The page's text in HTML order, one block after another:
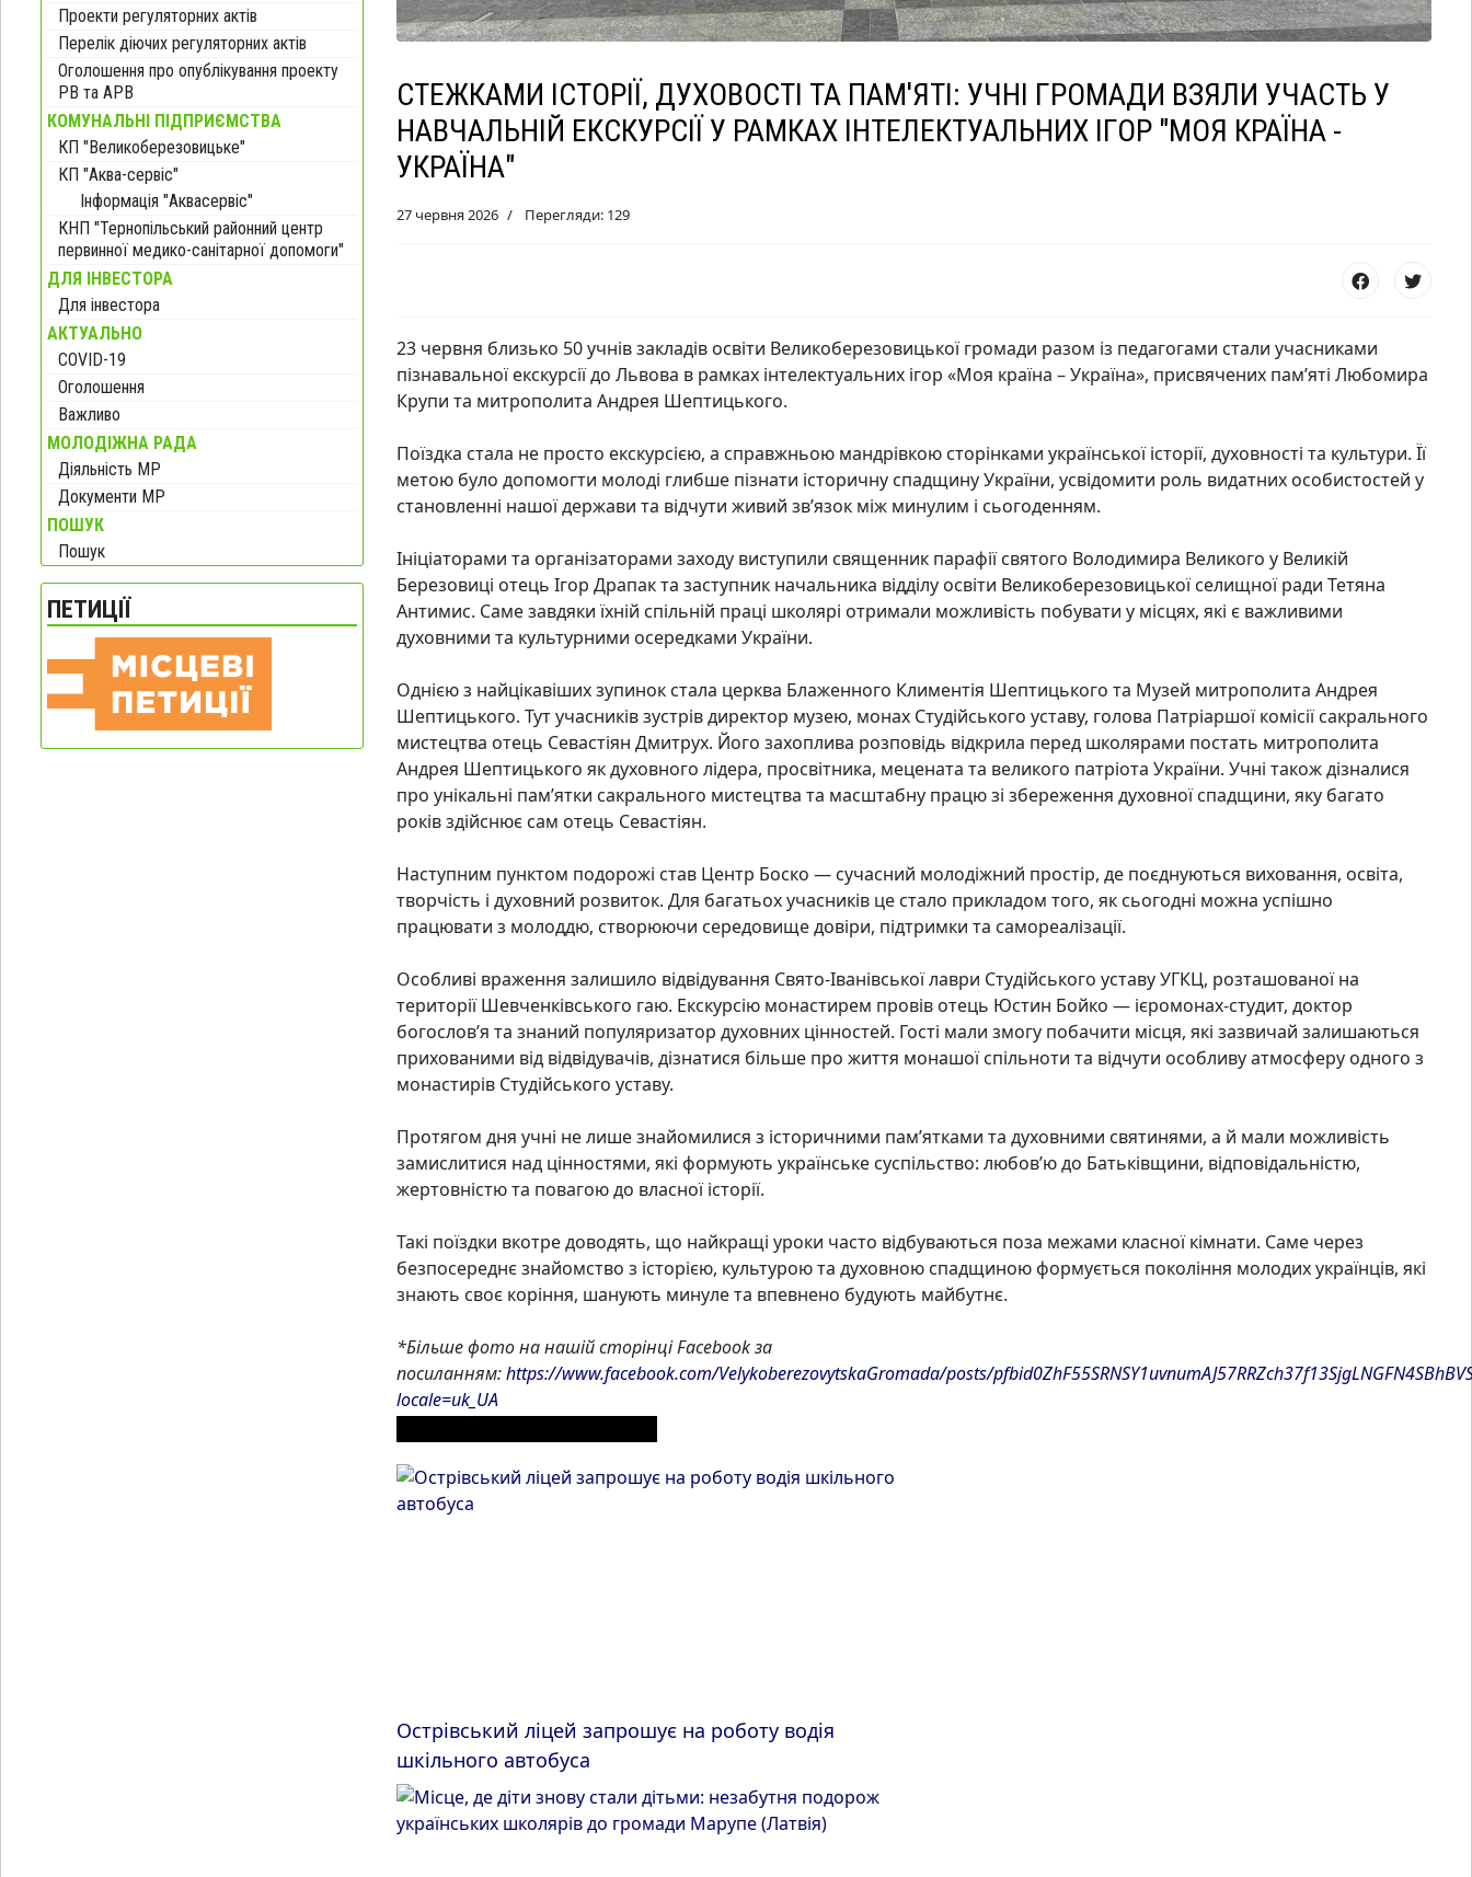
Проекти регуляторних актів
Перелік діючих регуляторних актів
Оголошення про опублікування проекту
РВ та АРВ
КОМУНАЛЬНІ ПІДПРИЄМСТВА
КП "Великоберезовицьке"
КП "Аква-сервіс"
Інформація "Аквасервіс"
КНП "Тернопільський районний центр
первинної медико-санітарної допомоги"
ДЛЯ ІНВЕСТОРА
Для інвестора
АКТУАЛЬНО
COVID-19
Оголошення
Важливо
МОЛОДІЖНА РАДА
Діяльність МР
Документи МР
ПОШУК
Пошук
ПЕТИЦІЇ
СТЕЖКАМИ ІСТОРІЇ, ДУХОВОСТІ ТА ПАМ'ЯТІ: УЧНІ ГРОМАДИ ВЗЯЛИ УЧАСТЬ У
НАВЧАЛЬНІЙ ЕКСКУРСІЇ У РАМКАХ ІНТЕЛЕКТУАЛЬНИХ ІГОР "МОЯ КРАЇНА -
УКРАЇНА"
27 червня 2026 Перегляди: 129
23 червня близько 50 учнів закладів освіти Великоберезовицької громади разом із педагогами стали учасниками
пізнавальної екскурсії до Львова в рамках інтелектуальних ігор «Моя країна – Україна», присвячених пам’яті Любомира
Крупи та митрополита Андрея Шептицького.
Поїздка стала не просто екскурсією, а справжньою мандрівкою сторінками української історії, духовності та культури. Її
метою було допомогти молоді глибше пізнати історичну спадщину України, усвідомити роль видатних особистостей у
становленні нашої держави та відчути живий зв’язок між минулим і сьогоденням.
Ініціаторами та організаторами заходу виступили священник парафії святого Володимира Великого у Великій
Березовиці отець Ігор Драпак та заступник начальника відділу освіти Великоберезовицької селищної ради Тетяна
Антимис. Саме завдяки їхній спільній праці школярі отримали можливість побувати у місцях, які є важливими
духовними та культурними осередками України.
Однією з найцікавіших зупинок стала церква Блаженного Климентія Шептицького та Музей митрополита Андрея
Шептицького. Тут учасників зустрів директор музею, монах Студійського уставу, голова Патріаршої комісії сакрального
мистецтва отець Севастіян Дмитрух. Його захоплива розповідь відкрила перед школярами постать митрополита
Андрея Шептицького як духовного лідера, просвітника, мецената та великого патріота України. Учні також дізналися
про унікальні пам’ятки сакрального мистецтва та масштабну працю зі збереження духовної спадщини, яку багато
років здійснює сам отець Севастіян.
Наступним пунктом подорожі став Центр Боско — сучасний молодіжний простір, де поєднуються виховання, освіта,
творчість і духовний розвиток. Для багатьох учасників це стало прикладом того, як сьогодні можна успішно
працювати з молоддю, створюючи середовище довіри, підтримки та самореалізації.
Особливі враження залишило відвідування Свято-Іванівської лаври Студійського уставу УГКЦ, розташованої на
території Шевченківського гаю. Екскурсію монастирем провів отець Юстин Бойко — ієромонах-студит, доктор
богослов’я та знаний популяризатор духовних цінностей. Гості мали змогу побачити місця, які зазвичай залишаються
прихованими від відвідувачів, дізнатися більше про життя монашої спільноти та відчути особливу атмосферу одного з
монастирів Студійського уставу.
Протягом дня учні не лише знайомилися з історичними пам’ятками та духовними святинями, а й мали можливість
замислитися над цінностями, які формують українське суспільство: любов’ю до Батьківщини, відповідальністю,
жертовністю та повагою до власної історії.
Такі поїздки вкотре доводять, що найкращі уроки часто відбуваються поза межами класної кімнати. Саме через
безпосереднє знайомство з історією, культурою та духовною спадщиною формується покоління молодих українців, які
знають своє коріння, шанують минуле та впевнено будують майбутнє.
*Більше фото на нашій сторінці Facebookза
посиланням:https://www.facebook.com/VelykoberezovytskaGromada/posts/
locale=uk_UA
Острівський ліцей запрошує на роботу водія
шкільного автобуса